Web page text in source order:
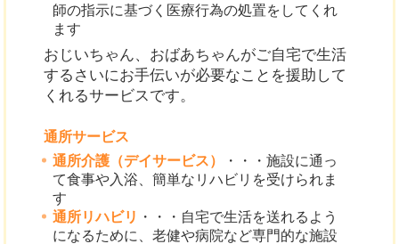
師の指示に基づく医療行為の処置をしてくれ
ます
おじいちゃん、おばあちゃんがご自宅で生活
するさいにお手伝いが必要なことを援助して
くれるサービスです。
通所サービス
通所介護（デイサービス）
・・・施設に通っ
て食事や入浴、簡単なリハビリを受けられま
す
通所リハビリ ・・・自宅で生活を送れるよう
になるために、老健や病院など専門的な施設